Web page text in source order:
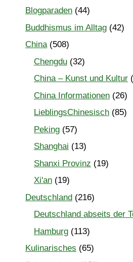
Blogparaden (44)
Buddhismus im Alltag (42)
China(508)
Chengdu (32)
China – Kunst und Kultur
China Informationen (26)
LieblingsChinesisch (85)
Peking (57)
Shanghai (13)
Shanxi Provinz (19)
Xi'an (19)
Deutschland (216)
Deutschland abseits der
Hamburg (113)
Kulinarisches (65)